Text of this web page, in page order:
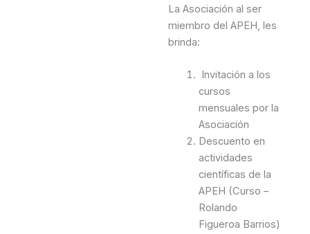
La Asociación al ser
miembro del APEH, les
brinda:
Invitación a los
cursos
mensuales por la
Asociación
Descuento en
actividades
científicas de la
APEH (Curso –
Rolando
Figueroa Barrios)